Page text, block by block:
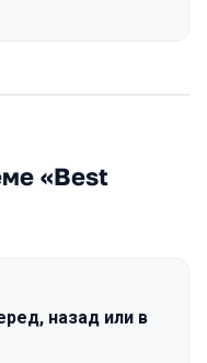
«Best
назад или в